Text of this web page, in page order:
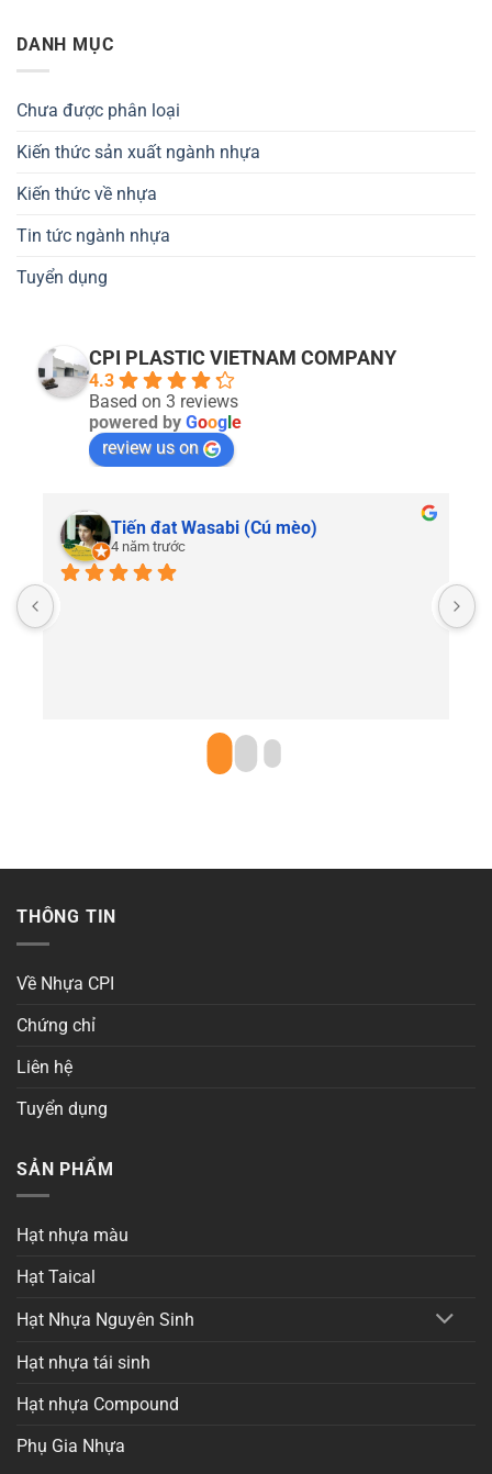
DANH MỤC
Chưa được phân loại
Kiến thức sản xuất ngành nhựa
Kiến thức về nhựa
Tin tức ngành nhựa
Tuyển dụng
CPI PLASTIC VIETNAM COMPANY
4.3
Based on 3 reviews
powered by Goog e
review us on
Tiến đat Wasabi (Cú mèo)
4 năm trước
THÔNG TIN
Về Nhựa CPI
Chứng chỉ
Liên hệ
Tuyển dụng
SẢN PHẨM
Hạt nhựa màu
Hạt Taical
Hạt Nhựa Nguyên Sinh
Hạt nhựa tái sinh
Hạt nhựa Compound
Phụ Gia Nhựa